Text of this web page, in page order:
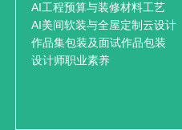
AI工程预算与装修材料工艺
AI美间软装与全屋定制云设计
作品集包装及面试作品包装
设计师职业素养